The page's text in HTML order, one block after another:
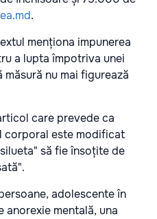
.
menționa impunerea
a lupta împotriva unei
nu mai figurează
care prevede ca
corporal este modificat
să fie însoțite de
adolescente în
anorexie mentală, una